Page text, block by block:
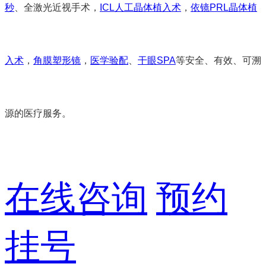
秒 、全激光近视手术， ICL人工晶体植入术 ， 依镜PRL晶体植
入术 ， 角膜塑形镜 ， 医学验配 干眼SPA等安全、有效、可溯
源的医疗服务。
在线咨询 预约
挂号